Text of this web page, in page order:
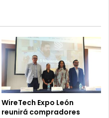
WireTech Expo León
reunirá compradores